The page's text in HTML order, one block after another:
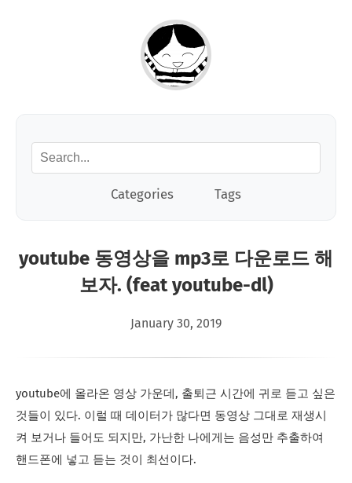
Categories Tags
youtube 동영상을 mp3로 다운로드 해
보자. (feat youtube-dl)
January 30, 2019
youtube에 올라온 영상 가운데, 출퇴근 시간에 귀로 듣고 싶은
것들이 있다. 이럴 때 데이터가 많다면 동영상 그대로 재생시
켜 보거나 들어도 되지만, 가난한 나에게는 음성만 추출하여
핸드폰에 넣고 듣는 것이 최선이다.